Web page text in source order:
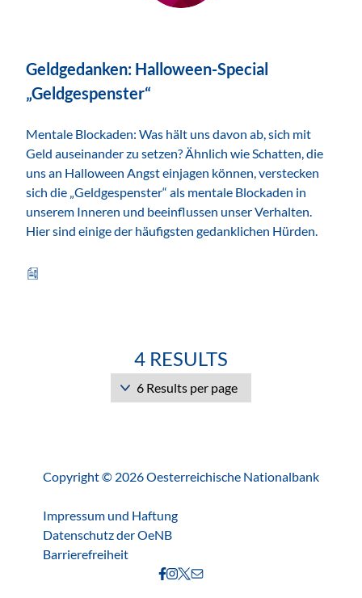
Geldgedanken: Halloween-Special
„Geldgespenster“
Mentale Blockaden: Was hält uns davon ab, sich mit
Geld auseinander zu setzen? Ähnlich wie Schatten, die
uns an Halloween Angst einjagen können, verstecken
sich die „Geldgespenster“ als mentale Blockaden in
unserem Inneren und beeinflussen unser Verhalten.
Hier sind einige der häufigsten gedanklichen Hürden.
4 RESULTS
Copyright © 2026 Oesterreichische Nationalbank
Impressum und Haftung
Datenschutz der OeNB
Barrierefreiheit
FBIGX Kontakt